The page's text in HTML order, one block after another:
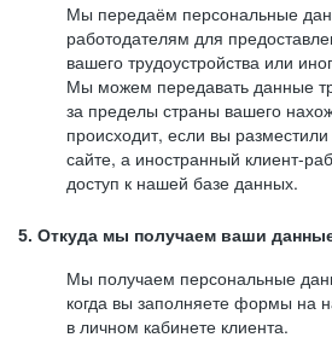
Мы передаём персональные
работодателям для
вашего трудоустройства или
Мы можем передавать данные
за пределы страны вашего
происходит, если вы
сайте, а иностранный клиент-
доступ к нашей базе данных.
5. Откуда мы получаем ваши
Мы получаем персональные
когда вы заполняете формы на
в личном кабинете клиента.